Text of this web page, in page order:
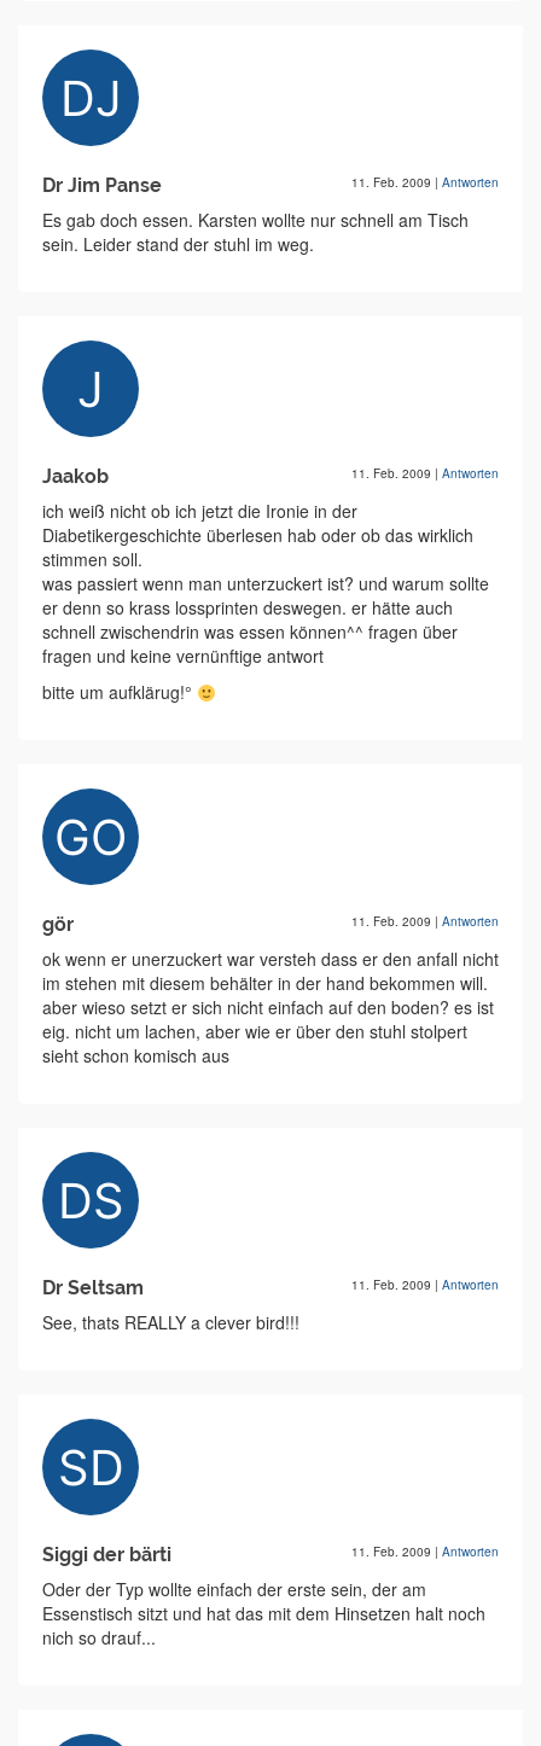
Dr Jim Panse 11. Feb. 2009 | Antworten
Es gab doch essen. Karsten wollte nur schnell am Tisch
sein. Leider stand der stuhl im weg.
Jaakob 11. Feb. 2009 | Antworten
ich weiß nicht ob ich jetzt die Ironie in der
Diabetikergeschichte überlesen hab oder ob das wirklich
stimmen soll.
was passiert wenn man unterzuckert ist? und warum sollte
er denn so krass lossprinten deswegen. er hätte auch
schnell zwischendrin was essen können^^ fragen über
fragen und keine vernünftige antwort
bitte um aufklärug!°
gör 11. Feb. 2009 | Antworten
ok wenn er unerzuckert war versteh dass er den anfall nicht
im stehen mit diesem behälter in der hand bekommen will.
aber wieso setzt er sich nicht einfach auf den boden? es ist
eig. nicht um lachen, aber wie er über den stuhl stolpert
sieht schon komisch aus
Dr Seltsam 11. Feb. 2009 | Antworten
See, thats REALLY a clever bird!!!
Siggi der bärti 11. Feb. 2009 | Antworten
Oder der Typ wollte einfach der erste sein, der am
Essenstisch sitzt und hat das mit dem Hinsetzen halt noch
nich so drauf...